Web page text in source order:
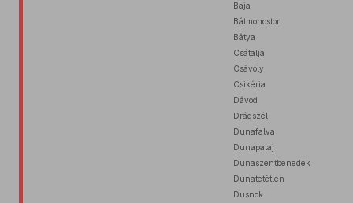
Baja
Bátmonostor
Bátya
Csátalja
Csávoly
Csikéria
Dávod
Drágszél
Dunafalva
Dunapataj
Dunaszentbenedek
Dunatetétlen
Dusnok